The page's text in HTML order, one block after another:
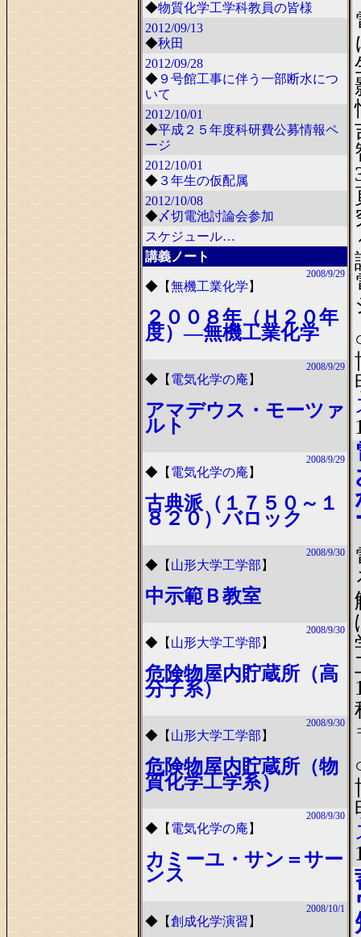
◆物質化学工学科教員の皆様
2012/09/13
◆秋田
2012/09/28
◆ ９号館工事に伴う一部断水につ
いて
2012/10/01
◆平成２５年度科研費公募情報ペ
ージ
2012/10/01
◆ ３年生の仮配属
2012/10/08
◆〆切電池討論会参加
スケジュール…
講義ノート
2008/9/29
◆ 【無機工業化学 】
２００８年（Ｈ２０年
度）―無機工業化学
2008/9/29
◆ 【 電気化学の庵 】
アマデウス・モーツァ
ルト
2008/9/29
◆ 【 電気化学の庵 】
古典派（１７５０～１
８２０）バロック
2008/9/30
◆ 【 山形大学工学部 】
中示範Ｂ教室
2008/9/30
◆ 【 山形大学工学部 】
危険物屋内貯蔵所（高
分子系）
2008/9/30
◆ 【 山形大学工学部 】
危険物屋内貯蔵所（物
質化学工学系）
2008/9/30
◆ 【 電気化学の庵 】
カミーユ・サン＝サー
ンス
2008/10/1
◆ 【創成化学演習 】